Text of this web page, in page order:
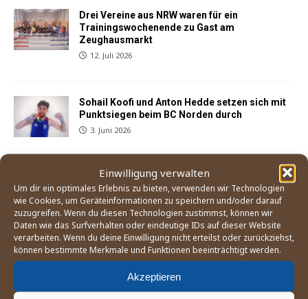
Einwilligung verwalten
Um dir ein optimales Erlebnis zu bieten, verwenden wir Technologien
wie Cookies, um Geräteinformationen zu speichern und/oder darauf
zuzugreifen. Wenn du diesen Technologien zustimmst, können wir
Daten wie das Surfverhalten oder eindeutige IDs auf dieser Website
verarbeiten. Wenn du deine Einwilligung nicht erteilst oder zurückziehst,
können bestimmte Merkmale und Funktionen beeinträchtigt werden.
Akzeptieren
Drei Vereine aus NRW waren für ein
Trainingswochenende zu Gast am
Zeughausmarkt
12. Juli 2026
Sohail Koofi und Anton Hedde setzen sich mit
Punktsiegen beim BC Norden durch
3. Juni 2026
Der Weg zum Boxturnier bei den Olympischen
Spielen 2028 in Los Angeles
21. Mai 2026